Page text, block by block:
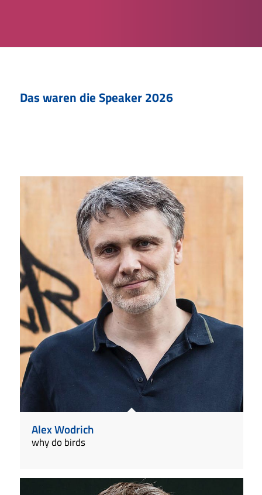
Das waren die Speaker 2026
Alex Wodrich
why do birds